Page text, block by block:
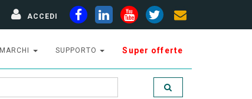
ACCEDI
MARCHI SUPPORTO Super offerte